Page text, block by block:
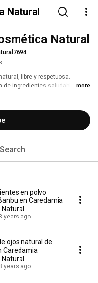
Natural
Natural
libre y respetuosa.
de ingredientes saludables, ...more
Search
en polvo
en Caredamia
3 years ago
ojos natural de
Caredamia
3 years ago